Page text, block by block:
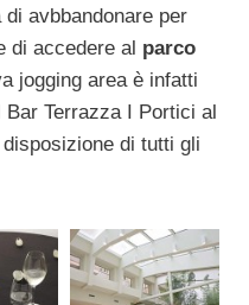
avbbandonare per
di accedere al parco
jogging area è infatti
Terrazza I Portici al
di tutti gli